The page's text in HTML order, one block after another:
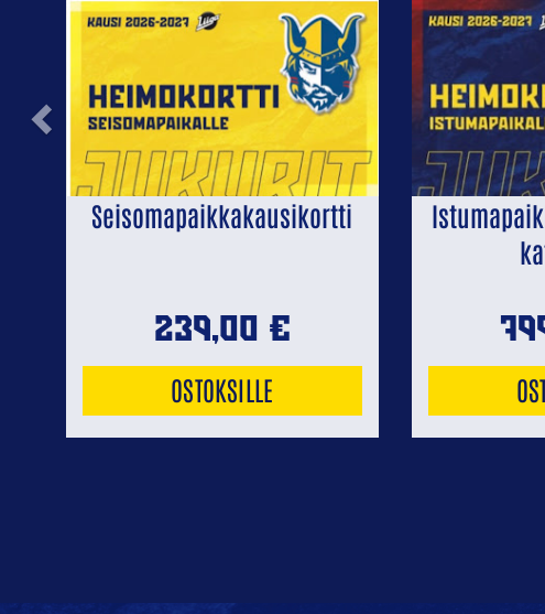
Seisomapaikkakausikortti
239,00 €
OSTOKSILLE
Previous